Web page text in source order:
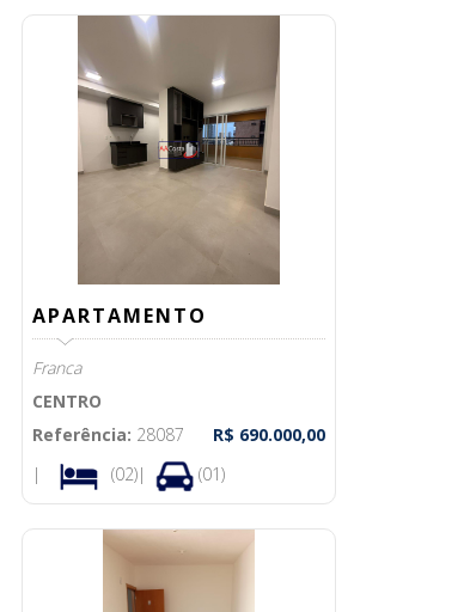
APARTAMENTO
Franca
CENTRO
Referência: 28087
R$ 690.000,00
|
(02)| (01)